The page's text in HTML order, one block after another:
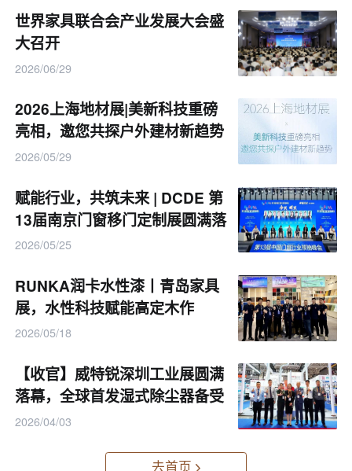
世界家具联合会产业发展大会盛
大召开
2026/06/29
2026上海地材展|美新科技重磅
亮相，邀您共探户外建材新趋势
2026/05/29
赋能行业，共筑未来 | DCDE 第
13届南京门窗移门定制展圆满落
幕
2026/05/25
RUNKA润卡水性漆丨青岛家具
展，水性科技赋能高定木作
2026/05/18
【收官】威特锐深圳工业展圆满
落幕，全球首发湿式除尘器备受
关注
2026/04/03
去首页